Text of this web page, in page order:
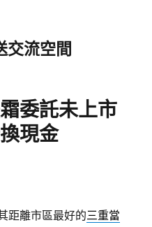
交流空間
委託未上市
現金
距離市區最好的三重當